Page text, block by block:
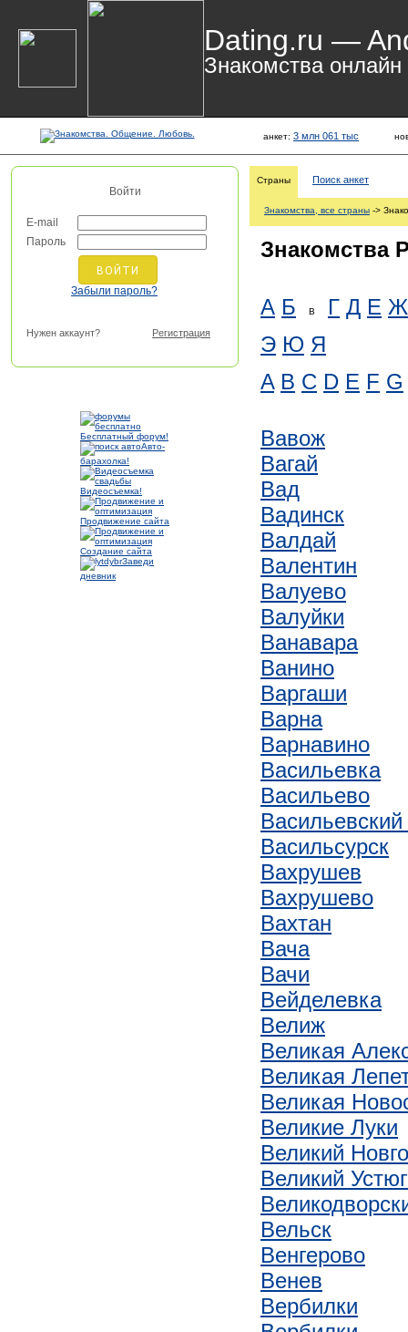
Dating.ru —
Знакомства онлайн
анкет: 3 млн 061 тыс
Войти
E-mail
Пароль
Забыли пароль?
Нужен аккаунт? Регистрация
Бесплатный форум!
Авто-
барахолка!
Видеосъемка!
Продвижение сайта
Создание сайта
Заведи
дневник
Страны Поиск анкет
Знакомства, все страны ->
Знакомства
А Б В Г Д Е Ж
Э Ю Я
A B C D E F G
Вавож
Вагай
Вад
Вадинск
Валдай
Валентин
Валуево
Валуйки
Ванавара
Ванино
Варгаши
Варна
Варнавино
Васильевка
Васильево
Васильсурск
Вахрушев
Вахрушево
Вахтан
Вача
Вачи
Вейделевка
Велиж
Великая
Великая
Великая
Великие Луки
Великий
Великий Устюг
Вельск
Венгерово
Венев
Вербилки